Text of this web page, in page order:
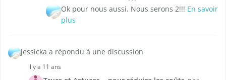
Ok pour nous aussi. Nous serons 2!!! En savoir
plus
jessicka a répondu à une discussion
il y a 11 ans